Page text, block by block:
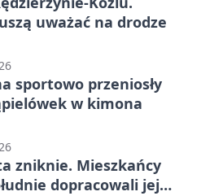
uważać na drodze
sportowo przeniosły
w kimona
zniknie. Mieszkańcy
dopracowali jej